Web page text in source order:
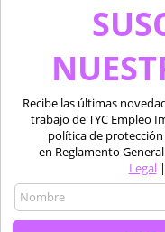
Curso
datos LIDAR
1.100,00€ Original
price
was:
1.100,00
600,00
Añadir al carrito
Recibe las últimas
trabajo de TYC Empleo
política de
en Reglamento
Legal|